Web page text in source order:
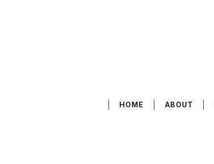
HOME ABOUT